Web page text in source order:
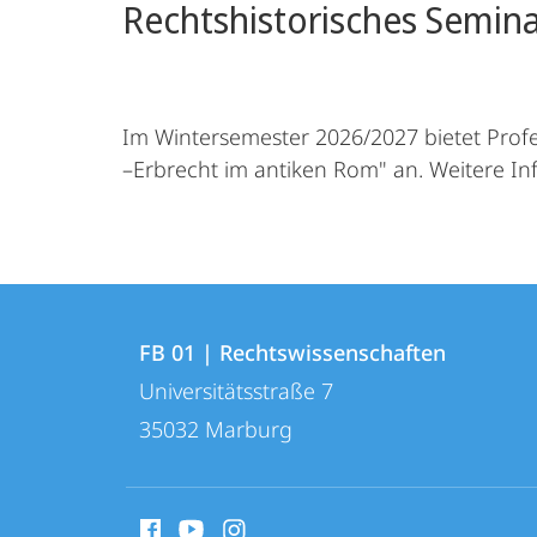
Rechtshistorisches
Im Wintersemester 2026/2027 bietet
–Erbrecht im antiken Rom" an. Weitere
Informationen
Kontaktinformationen
FB
01
Rechtswissenschaften
FB 01 | Rechtswissenschaften
Universitätsstraße 7
35032 Marburg